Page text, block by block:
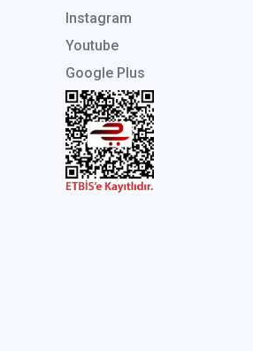
Instagram
Youtube
Google Plus